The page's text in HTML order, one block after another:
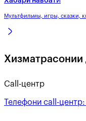
Мультфильмы, игры, сказки,
Хизматрасонии
Call-центр
Телефони call-центр: